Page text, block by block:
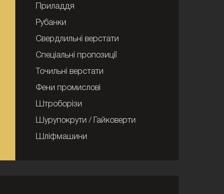
Приладдя
Рубанки
Свердлильні верстати
Спеціальні пропозиції
Точильні верстати
Фени промислові
Штроборізи
Шурупокрути / Гайковерти
Шліфмашини